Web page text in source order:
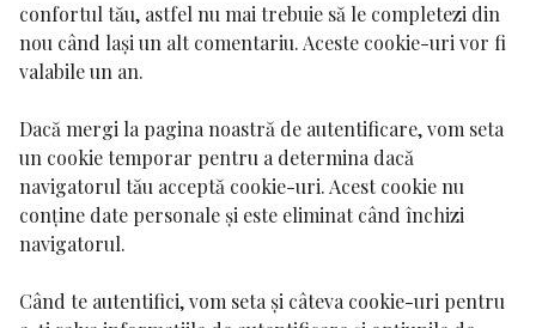
confortul tău, astfel nu mai trebuie să le completezi din
nou când lași un alt comentariu. Aceste cookie-uri vor fi
valabile un an.
Dacă mergi la pagina noastră de autentificare, vom seta
un cookie temporar pentru a determina dacă
navigatorul tău acceptă cookie-uri. Acest cookie nu
conține date personale și este eliminat când închizi
navigatorul.
Când te autentifici, vom seta și câteva cookie-uri pentru